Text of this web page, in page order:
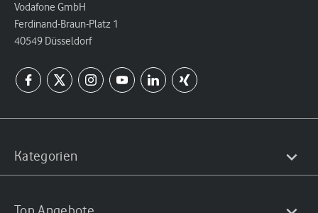
Vodafone GmbH
Ferdinand-Braun-Platz 1
40549 Düsseldorf
Kategorien